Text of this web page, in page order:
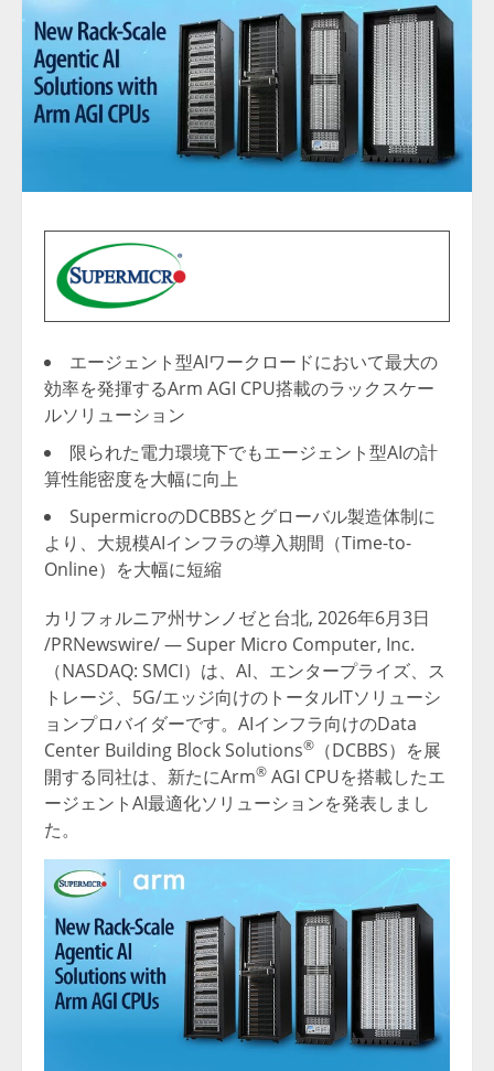
エージェント型AIワークロードにおいて最大の
効率を発揮するArm AGI CPU搭載のラックスケー
ルソリューション
限られた電力環境下でもエージェント型AIの計
算性能密度を大幅に向上
SupermicroのDCBBSとグローバル製造体制に
より、大規模AIインフラの導入期間（Time-to-
Online）を大幅に短縮
カリフォルニア州サンノゼと台北, 2026年6月3日
/PRNewswire/ — Super Micro Computer, Inc.
（NASDAQ: SMCI）は、AI、エンタープライズ、ス
トレージ、5G/エッジ向けのトータルITソリューシ
ョンプロバイダーです。AIインフラ向けのData
Center Building Block Solutions® （DCBBS）を展
開する同社は、新たにArm® AGI CPUを搭載したエ
ージェントAI最適化ソリューションを発表しまし
た。